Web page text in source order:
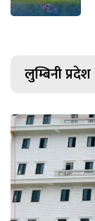
लुम्बिनी प्रदेश